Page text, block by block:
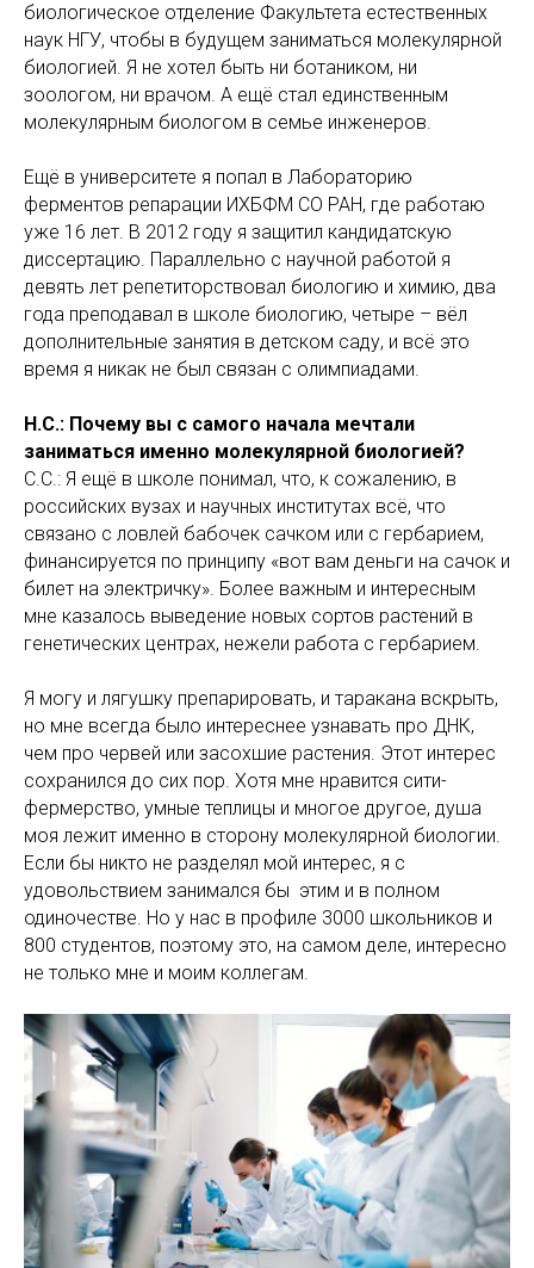
биологическое отделение Факультета естественных
наук НГУ, чтобы в будущем заниматься молекулярной
биологией. Я не хотел быть ни ботаником, ни
зоологом, ни врачом. А ещё стал единственным
молекулярным биологом в семье инженеров.
Ещё в университете я попал в Лабораторию
ферментов репарации ИХБФМ СО РАН, где работаю
уже 16 лет. В 2012 году я защитил кандидатскую
диссертацию. Параллельно с научной работой я
девять лет репетиторствовал биологию и химию, два
года преподавал в школе биологию, четыре – вёл
дополнительные занятия в детском саду, и всё это
время я никак не был связан с олимпиадами.
Н.С.: Почему вы с самого начала мечтали
заниматься именно молекулярной биологией?
С.С.: Я ещё в школе понимал, что, к сожалению, в
российских вузах и научных институтах всё, что
связано с ловлей бабочек сачком или с гербарием,
финансируется по принципу «вот вам деньги на сачок и
билет на электричку». Более важным и интересным
мне казалось выведение новых сортов растений в
генетических центрах, нежели работа с гербарием.
Я могу и лягушку препарировать, и таракана вскрыть,
но мне всегда было интереснее узнавать про ДНК,
чем про червей или засохшие растения. Этот интерес
сохранился до сих пор. Хотя мне нравится сити-
фермерство, умные теплицы и многое другое, душа
моя лежит именно в сторону молекулярной биологии.
Если бы никто не разделял мой интерес, я с
удовольствием занимался бы этим и в полном
одиночестве. Но у нас в профиле 3000 школьников и
800 студентов, поэтому это, на самом деле, интересно
не только мне и моим коллегам.